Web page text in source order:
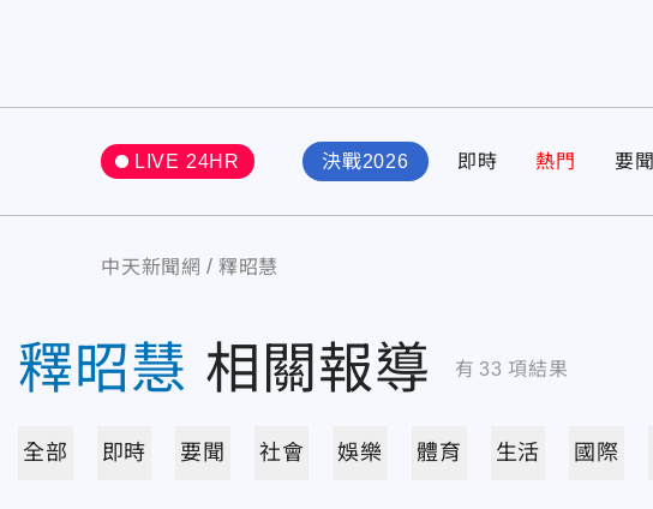
LIVE 24HR 決戰2026 即時 熱門 要聞
中天新聞網 釋昭慧
釋昭慧 相關報導 有 33 項結果
全部 即時 要聞 社會 娛樂 體育 生活 國際